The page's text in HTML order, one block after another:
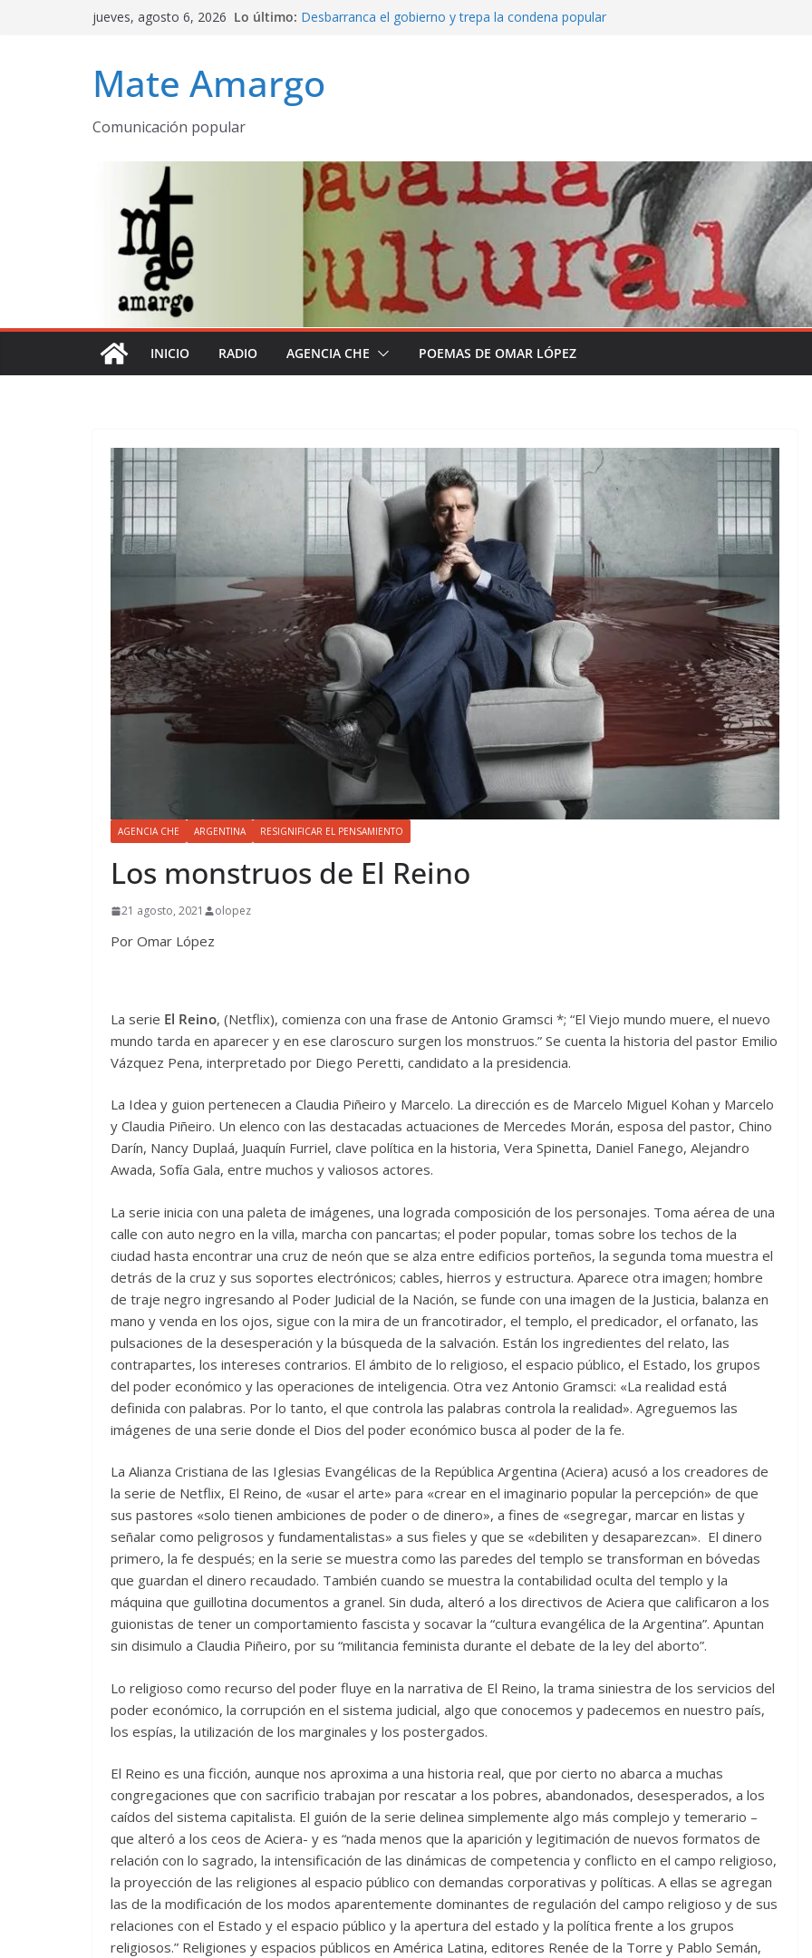
jueves, agosto 6, 2026 Lo último: Desbarranca el gobierno y trepa la condena popular
Mate amargo programa completo en la semana de la
declaración de la independencia de la Patria
Mate Amargo
Comunicación popular
INICIO RADIO AGENCIA CHE POEMAS DE OMAR LÓPEZ
AGENCIA CHE ARGENTINA RESIGNIFICAR EL PENSAMIENTO
Los monstruos de El Reino
21 agosto, 2021 olopez
Por Omar López
La serie El Reino, (Netflix), comienza con una frase de Antonio Gramsci *; “El Viejo mundo muere, el nuevo
mundo tarda en aparecer y en ese claroscuro surgen los monstruos.” Se cuenta la historia del pastor Emilio
Vázquez Pena, interpretado por Diego Peretti, candidato a la presidencia.
La Idea y guion pertenecen a Claudia Piñeiro y Marcelo. La dirección es de Marcelo Miguel Kohan y Marcelo
y Claudia Piñeiro. Un elenco con las destacadas actuaciones de Mercedes Morán, esposa del pastor, Chino
Darín, Nancy Duplaá, Juaquín Furriel, clave política en la historia, Vera Spinetta, Daniel Fanego, Alejandro
Awada, Sofía Gala, entre muchos y valiosos actores.
La serie inicia con una paleta de imágenes, una lograda composición de los personajes. Toma aérea de una
calle con auto negro en la villa, marcha con pancartas; el poder popular, tomas sobre los techos de la
ciudad hasta encontrar una cruz de neón que se alza entre edificios porteños, la segunda toma muestra el
detrás de la cruz y sus soportes electrónicos; cables, hierros y estructura. Aparece otra imagen; hombre
de traje negro ingresando al Poder Judicial de la Nación, se funde con una imagen de la Justicia, balanza en
mano y venda en los ojos, sigue con la mira de un francotirador, el templo, el predicador, el orfanato, las
pulsaciones de la desesperación y la búsqueda de la salvación. Están los ingredientes del relato, las
contrapartes, los intereses contrarios. El ámbito de lo religioso, el espacio público, el Estado, los grupos
del poder económico y las operaciones de inteligencia. Otra vez Antonio Gramsci: «La realidad está
definida con palabras. Por lo tanto, el que controla las palabras controla la realidad». Agreguemos las
imágenes de una serie donde el Dios del poder económico busca al poder de la fe.
La Alianza Cristiana de las Iglesias Evangélicas de la República Argentina (Aciera) acusó a los creadores de
la serie de Netflix, El Reino, de «usar el arte» para «crear en el imaginario popular la percepción» de que
sus pastores «solo tienen ambiciones de poder o de dinero», a fines de «segregar, marcar en listas y
señalar como peligrosos y fundamentalistas» a sus fieles y que se «debiliten y desaparezcan». El dinero
primero, la fe después; en la serie se muestra como las paredes del templo se transforman en bóvedas
que guardan el dinero recaudado. También cuando se muestra la contabilidad oculta del templo y la
máquina que guillotina documentos a granel. Sin duda, alteró a los directivos de Aciera que calificaron a los
guionistas de tener un comportamiento fascista y socavar la “cultura evangélica de la Argentina”. Apuntan
sin disimulo a Claudia Piñeiro, por su “militancia feminista durante el debate de la ley del aborto”.
Lo religioso como recurso del poder fluye en la narrativa de El Reino, la trama siniestra de los servicios del
poder económico, la corrupción en el sistema judicial, algo que conocemos y padecemos en nuestro país,
los espías, la utilización de los marginales y los postergados.
El Reino es una ficción, aunque nos aproxima a una historia real, que por cierto no abarca a muchas
congregaciones que con sacrificio trabajan por rescatar a los pobres, abandonados, desesperados, a los
caídos del sistema capitalista. El guión de la serie delinea simplemente algo más complejo y temerario –
que alteró a los ceos de Aciera- y es “nada menos que la aparición y legitimación de nuevos formatos de
relación con lo sagrado, la intensificación de las dinámicas de competencia y conflicto en el campo religioso,
la proyección de las religiones al espacio público con demandas corporativas y políticas. A ellas se agregan
las de la modificación de los modos aparentemente dominantes de regulación del campo religioso y de sus
relaciones con el Estado y el espacio público y la apertura del estado y la política frente a los grupos
religiosos.” Religiones y espacios públicos en América Latina, editores Renée de la Torre y Pablo Semán,